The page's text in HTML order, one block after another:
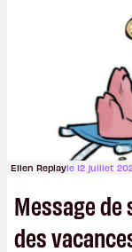
joueurs
aux adultes,
avec du
Ellen Replayle 12 juillet
Message
des